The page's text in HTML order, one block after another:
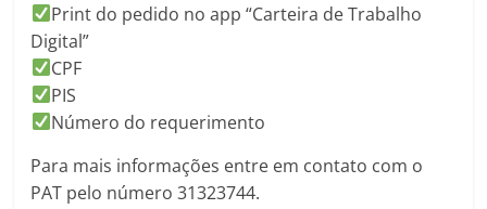
Print do pedido no app “Carteira de Trabalho
Digital”
CPF
PIS
Número do requerimento
Para mais informações entre em contato com o
PAT pelo número 31323744.